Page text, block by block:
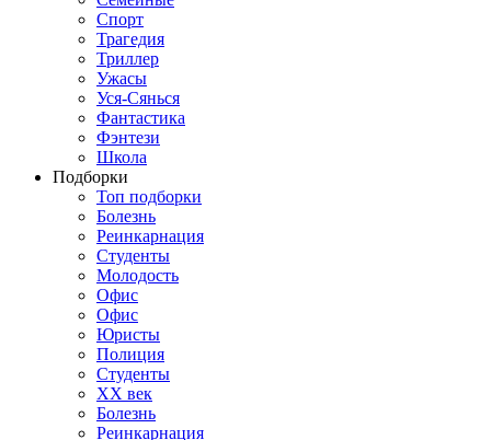
Спорт
Трагедия
Триллер
Ужасы
Уся-Сянься
Фантастика
Фэнтези
Школа
Подборки
Топ подборки
Болезнь
Реинкарнация
Студенты
Молодость
Офис
Офис
Юристы
Полиция
Студенты
ХХ век
Болезнь
Реинкарнация